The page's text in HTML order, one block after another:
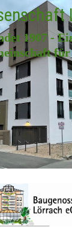
1907 -